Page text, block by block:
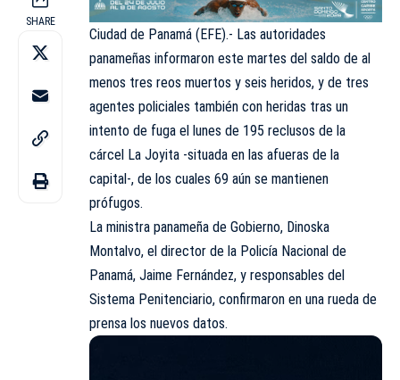
SHARE
Ciudad de Panamá (EFE).- Las autoridades
panameñas informaron este martes del saldo de al
menos tres reos muertos y seis heridos, y de tres
agentes policiales también con heridas tras un
intento de fuga el lunes de 195 reclusos de la
cárcel La Joyita -situada en las afueras de la
capital-, de los cuales 69 aún se mantienen
prófugos.
La ministra panameña de Gobierno, Dinoska
Montalvo, el director de la Policía Nacional de
Panamá, Jaime Fernández, y responsables del
Sistema Penitenciario, confirmaron en una rueda de
prensa los nuevos datos.